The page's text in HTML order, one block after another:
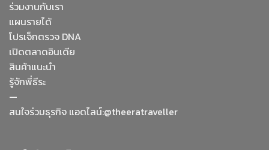
ร่วมงานกับเรา
แผนรายได้
โปรเจ็กตรวจ DNA
เปิดตลาดอินเดีย
สินค้าแนะนำ
รู้จักพี่ธีระ
—
สนใจร่วมธุรกิจ แอดไลน์:@theeratraveller